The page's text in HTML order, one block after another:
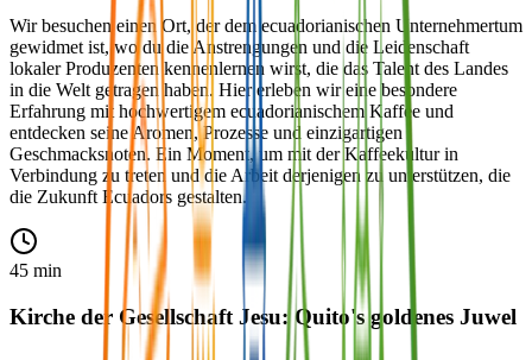
Wir besuchen einen Ort, der dem ecuadorianischen Unternehmertum
gewidmet ist, wo du die Anstrengungen und die Leidenschaft
lokaler Produzenten kennenlernen wirst, die das Talent des Landes
in die Welt getragen haben. Hier erleben wir eine besondere
Erfahrung mit hochwertigem ecuadorianischem Kaffee und
entdecken seine Aromen, Prozesse und einzigartigen
Geschmacksnoten. Ein Moment, um mit der Kaffeekultur in
Verbindung zu treten und die Arbeit derjenigen zu unterstützen, die
die Zukunft Ecuadors gestalten.
45 min
Kirche der Gesellschaft Jesu: Quito's goldenes Juwel